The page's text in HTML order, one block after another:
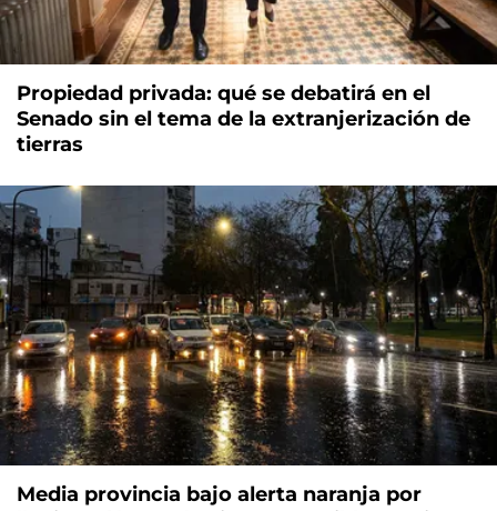
Propiedad privada: qué se debatirá en el
Senado sin el tema de la extranjerización de
tierras
Media provincia bajo alerta naranja por